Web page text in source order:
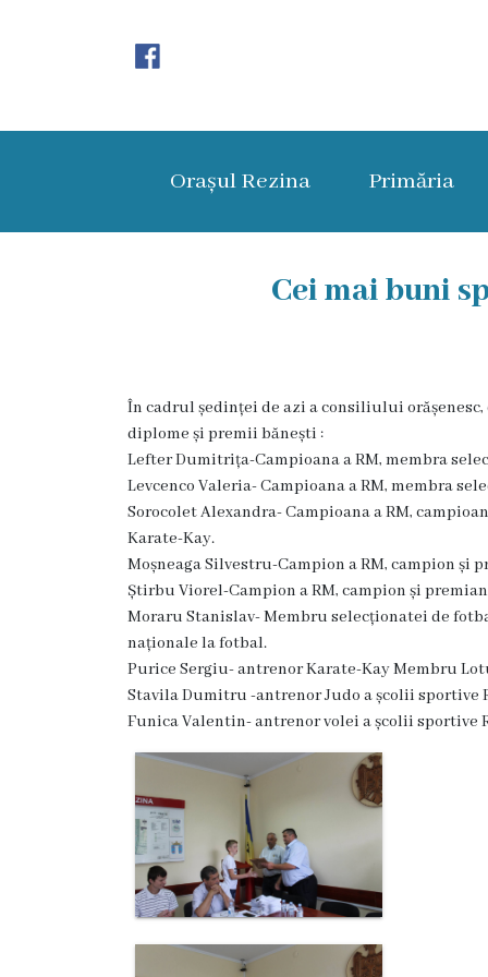
Rezina
orașului
audiență
Primarul
Aparatul
primăriei
Competențele
primarului
Orașul Rezina Primăria
Cei mai buni
În cadrul ședinței de azi a consiliului
diplome și premii bănești :
Lefter Dumitrița-Campioana a RM, membra
Levcenco Valeria- Campioana a RM, membra
Sorocolet Alexandra- Campioana a RM,
Karate-Kay.
Moșneaga Silvestru-Campion a RM, campion
Știrbu Viorel-Campion a RM, campion și
Moraru Stanislav- Membru selecționatei de
naționale la fotbal.
Purice Sergiu- antrenor Karate-Kay Membru
Stavila Dumitru -antrenor Judo a școlii sportive
Funica Valentin- antrenor volei a școlii sportive